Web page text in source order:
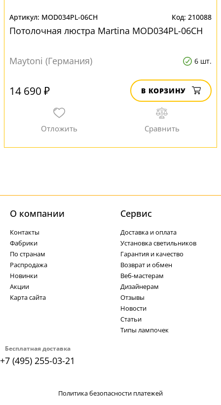
MOD034PL-06CH 210088
Потолочная люстра Martina MOD034PL-06CH
Maytoni (Германия) 6 шт.
14 690 ₽ В КОРЗИНУ
Бесплатная доставка
+7 (495) 255-03-21
О компании
Контакты
Фабрики
По странам
Распродажа
Новинки
Акции
Карта сайта
Cервис
Доставка и оплата
Установка светильников
Гарантия и качество
Возврат и обмен
Веб-мастерам
Дизайнерам
Отзывы
Новости
Статьи
Типы лампочек
Политика безопасности платежей